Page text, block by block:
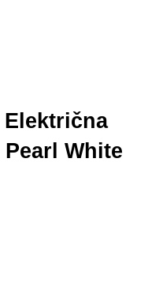
Električna
White